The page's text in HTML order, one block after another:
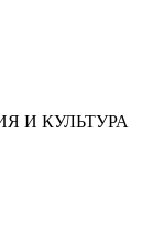
И КУЛЬТУРА